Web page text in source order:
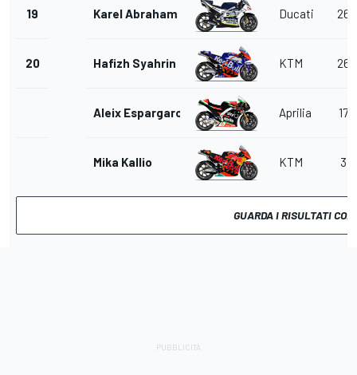
19 Karel Abraham Ducati 26
20 Hafizh Syahrin KTM 26
Aleix Espargaro Aprilia 17
Mika Kallio KTM 3
GUARDA I RISULTATI